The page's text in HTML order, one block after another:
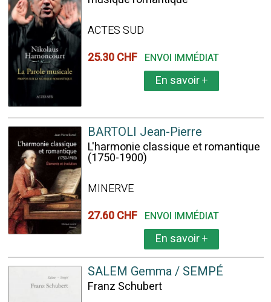
ACTES SUD
25.30 CHF ENVOI IMMÉDIAT
En savoir+
BARTOLI Jean-Pierre
L'harmonie classique et romantique
(1750-1900)
MINERVE
27.60 CHF ENVOI IMMÉDIAT
En savoir+
SALEM Gemma / SEMPÉ
Franz Schubert